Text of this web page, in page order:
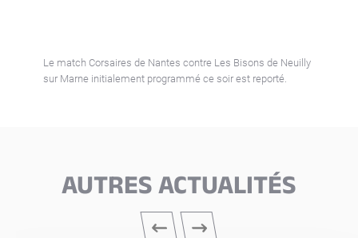
Le match Corsaires de Nantes contre Les Bisons de Neuilly
sur Marneinitialement programmé ce soir est reporté.
AUTRES ACTUALITÉS